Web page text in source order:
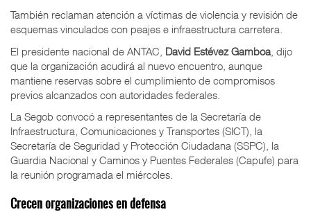
También reclaman atención a víctimas de violencia y revisión de
esquemas vinculados con peajes e infraestructura carretera.
El presidente nacional de ANTAC, David Estévez Gamboa, dijo
que la organización acudirá al nuevo encuentro, aunque
mantiene reservas sobre el cumplimiento de compromisos
previos alcanzados con autoridades federales.
La Segob convocó a representantes de la Secretaría de
Infraestructura, Comunicaciones y Transportes (SICT), la
Secretaría de Seguridad y Protección Ciudadana (SSPC), la
Guardia Nacional y Caminos y Puentes Federales (Capufe) para
la reunión programada el miércoles.
Crecen organizaciones en defensa